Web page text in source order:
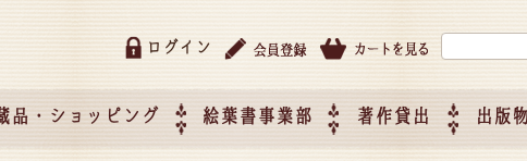
ログイン
品・ショッピング 絵葉書事業部 著作貸出 出版